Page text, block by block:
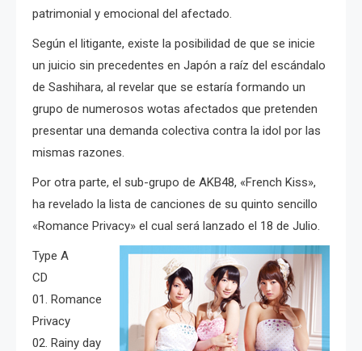
patrimonial y emocional del afectado.
Según el litigante, existe la posibilidad de que se inicie
un juicio sin precedentes en Japón a raíz del escándalo
de Sashihara, al revelar que se estaría formando un
grupo de numerosos wotas afectados que pretenden
presentar una demanda colectiva contra la idol por las
mismas razones.
Por otra parte, el sub-grupo de AKB48, «French Kiss»,
ha revelado la lista de canciones de su quinto sencillo
«Romance Privacy» el cual será lanzado el 18 de Julio.
Type A
CD
01. Romance
Privacy
02. Rainy day